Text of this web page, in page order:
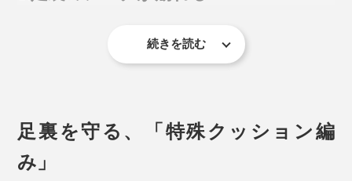
米国足病医協会の調べによると、歩くときに足にかかる
構造が受け止めています。
たとえ、普段は足裏のアーチがしっかりしていても、長
続きを読む
足裏を守る、「特殊クッション編
み」